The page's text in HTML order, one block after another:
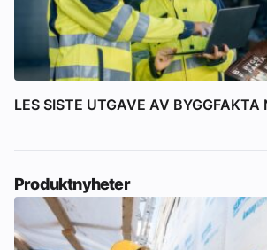
LES SISTE UTGAVE AV BYGGFAKTA
Produktnyheter